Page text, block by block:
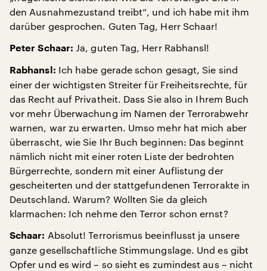
den Ausnahmezustand treibt“, und ich habe mit ihm
darüber gesprochen. Guten Tag, Herr Schaar!
Peter Schaar: Ja, guten Tag, Herr Rabhansl!
Rabhansl: Ich habe gerade schon gesagt, Sie sind
einer der wichtigsten Streiter für Freiheitsrechte, für
das Recht auf Privatheit. Dass Sie also in Ihrem Buch
vor mehr Überwachung im Namen der Terrorabwehr
warnen, war zu erwarten. Umso mehr hat mich aber
überrascht, wie Sie Ihr Buch beginnen: Das beginnt
nämlich nicht mit einer roten Liste der bedrohten
Bürgerrechte, sondern mit einer Auflistung der
gescheiterten und der stattgefundenen Terrorakte in
Deutschland. Warum? Wollten Sie da gleich
klarmachen: Ich nehme den Terror schon ernst?
Schaar: Absolut! Terrorismus beeinflusst ja unsere
ganze gesellschaftliche Stimmungslage. Und es gibt
Opfer und es wird – so sieht es zumindest aus – nicht